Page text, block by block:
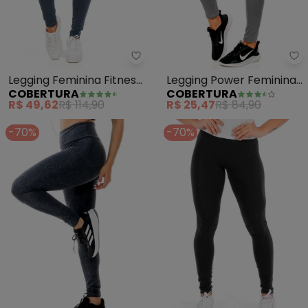
Cobertura - Legging Feminina
Legging Feminina Fitness
(Cinza)
COBERTURA
R$ 49,62R$ 114,90
Legging Power Feminina
(Cinza)
COBERTURA
R$ 25,47R$ 84,90
-70%
-70%